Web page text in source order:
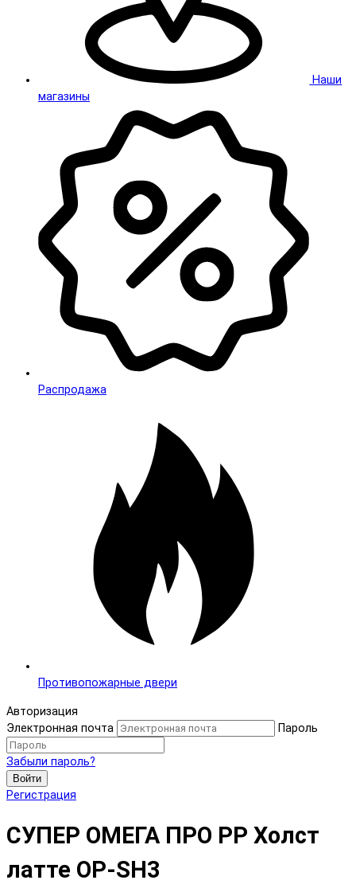
Наши
магазины
Распродажа
Противопожарные двери
Авторизация
Электронная почта
Пароль
Забыли пароль?
Войти
Регистрация
СУПЕР ОМЕГА ПРО PP Холст
латте OP-SH3